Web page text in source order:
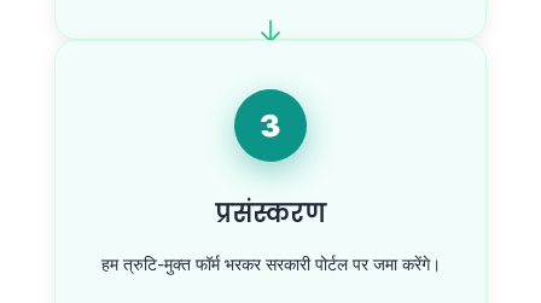
3
प्रसंस्करण
हम त्रुटि-मुक्त फॉर्म भरकर सरकारी पोर्टल पर जमा करेंगे।